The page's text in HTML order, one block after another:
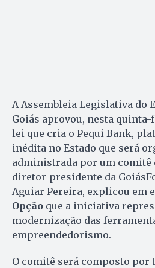
A Assembleia Legislativa do
Goiás aprovou, nesta quinta-
lei que cria o Pequi Bank,
inédita no Estado que será
administrada por um comitê
diretor-presidente da
Aguiar Pereira, explicou em
Opção que a iniciativa
modernização das
empreendedorismo.
O comitê será composto por